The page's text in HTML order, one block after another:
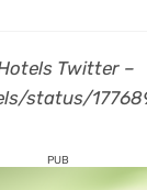
Twitter –
status/
PUB